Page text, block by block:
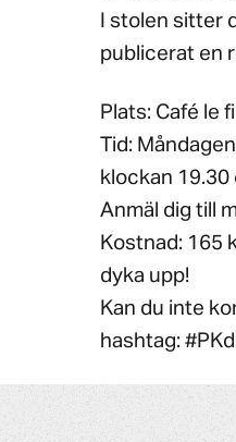
I stolen sitter
publicerat en
Plats: Café le
Tid:
klockan
Anmäl dig till
Kostnad: 165
dyka upp!
Kan du inte
hashtag: